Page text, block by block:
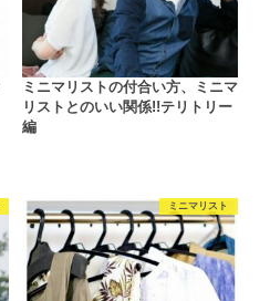
ミニマリストの付合い方、ミニマ
リストとのいい関係!!テリトリー
編
ミニマリスト